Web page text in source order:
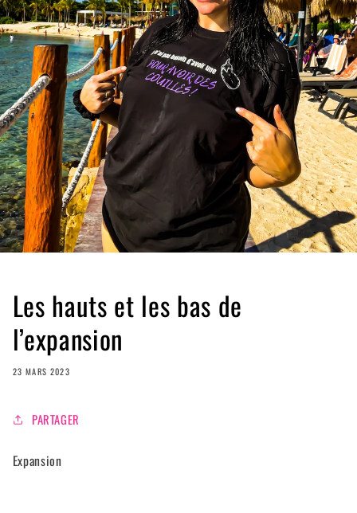
Les hauts et les bas de
l’expansion
23 MARS 2023
PARTAGER
Expansion